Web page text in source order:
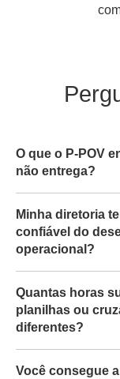
O que o P-POV
não entrega?
Minha diretoria
confiável do
operacional?
Quantas horas
planilhas ou
diferentes?
Você consegue